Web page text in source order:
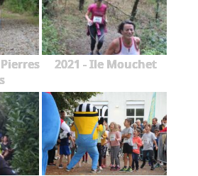
2021 - Ile Mouchet